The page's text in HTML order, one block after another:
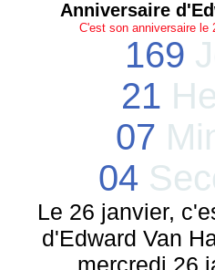
Anniversaire
C'est son anniversaire le
169
21
07
04
Le 26 janvier,
d'Edward Van
mercredi 26